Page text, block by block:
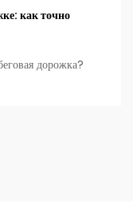
как точно
дорожка?